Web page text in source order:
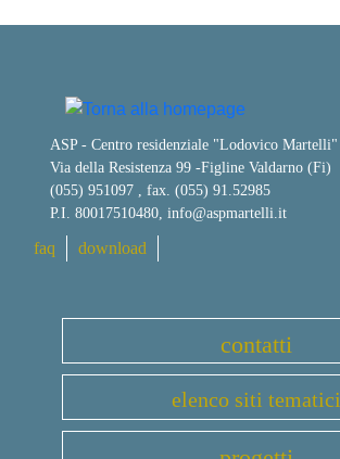
ASP - Centro residenziale "Lodovico Martelli"
Via della Resistenza 99 -Figline Valdarno (Fi)
(055) 951097 , fax. (055) 91.52985
P.I. 80017510480, info@aspmartelli.it
faq download
contatti
elenco siti tematici